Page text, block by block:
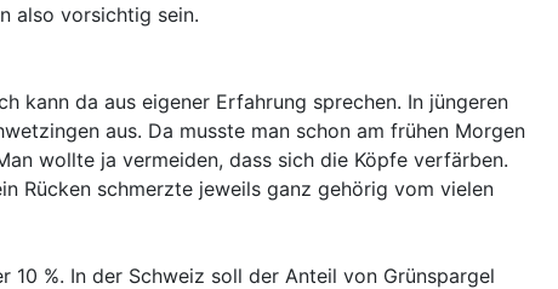
also vorsichtig sein.
kann da aus eigener Erfahrung sprechen. In jüngeren
aus. Da musste man schon am frühen Morgen
wollte ja vermeiden, dass sich die Köpfe verfärben.
Rücken schmerzte jeweils ganz gehörig vom vielen
%. In der Schweiz soll der Anteil von Grünspargel